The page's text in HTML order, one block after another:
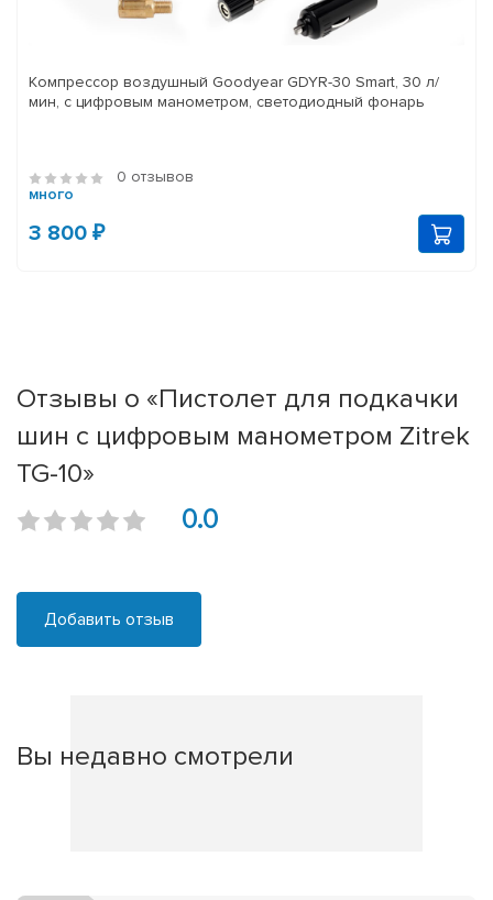
Компрессор воздушный Goodyear GDYR-30 Smart, 30 л/
мин, с цифровым манометром, светодиодный фонарь
0 отзывов
много
3 800 ₽
Отзывы о «Пистолет для подкачки
шин с цифровым манометром Zitrek
TG-10»
0.0
Добавить отзыв
Вы недавно смотрели